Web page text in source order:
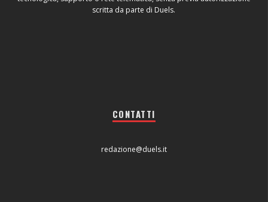
scritta da parte di Duels.
CONTATTI
redazione@duels.it